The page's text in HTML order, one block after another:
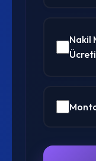
Nakil
Ücreti